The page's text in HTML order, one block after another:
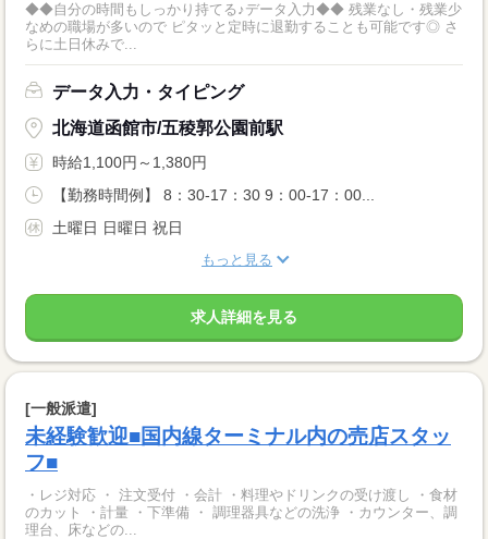
◆◆自分の時間もしっかり持てる♪データ入力◆◆ 残業なし・残業少
なめの職場が多いので ピタッと定時に退勤することも可能です◎ さ
らに土日休みで...
データ入力・タイピング
北海道函館市/五稜郭公園前駅
時給1,100円～1,380円
【勤務時間例】 8：30-17：30 9：00-17：00...
土曜日 日曜日 祝日
もっと見る
求人詳細を見る
[一般派遣]
未経験歓迎■国内線ターミナル内の売店スタッ
フ■
・レジ対応 ・ 注文受付 ・会計 ・料理やドリンクの受け渡し ・食材
のカット ・計量 ・下準備 ・ 調理器具などの洗浄 ・カウンター、調
理台、床などの...